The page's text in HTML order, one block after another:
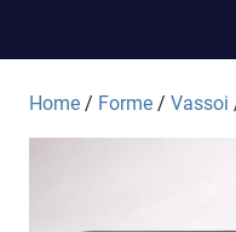
Home / Forme / Vassoi